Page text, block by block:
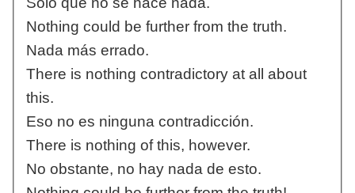
Nothing could be further from the truth.
Nada más errado.
There is nothing contradictory at all about
this.
Eso no es ninguna contradicción.
There is nothing of this, however.
No obstante, no hay nada de esto.